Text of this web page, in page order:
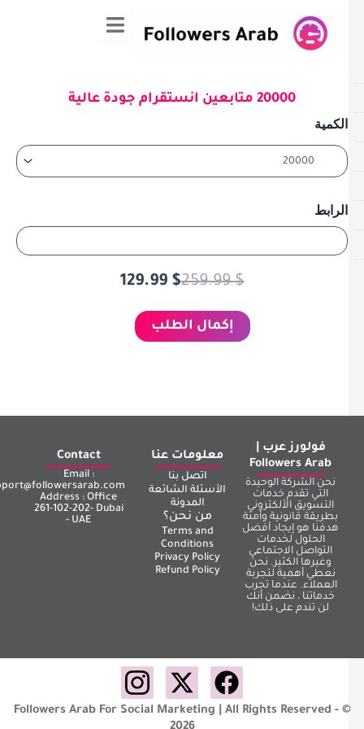
20000 متابعين انستقرام جودة عالية
الكمية
الرابط
259.99
السعر
129.99$
السعر
كمية
انستقرام
عالية
إكمال الطلب
فولورز عرب |
Followers Arab
نحن الشركة الوحيدة
التي تقدم خدمات
التسويق الألكتروني
بطريقة قانونية وأمنة
هدفنا هو إيجاد أفضل
الحلول لخدمات
التواصل الاجتماعي
وغيرها الكثير. نحن
نعطي أهمية لتجربة
العملاء. عندما تجرب
خدماتنا ، نضمن أنك
لن تندم على ذلك!
معلومات عنا
اتصل بنا
الأسئلة الشائعة
المدونة
من نحن؟
Terms and
Conditions
Privacy Policy
Refund Policy
Contact
Email :
support@followersarab.com
Address : Office
261-102-202- Dubai
- UAE
Followers Arab For Social Marketing | All Rights Reserved -